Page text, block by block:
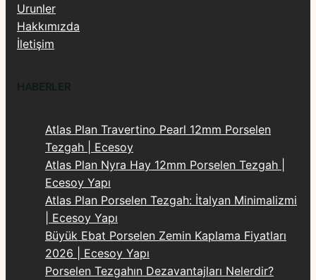
Urunler
Hakkımızda
İletişim
HABERLER
Atlas Plan Travertino Pearl 12mm Porselen
Tezgah | Ecesoy
Atlas Plan Nyra Hay 12mm Porselen Tezgah |
Ecesoy Yapı
Atlas Plan Porselen Tezgah: İtalyan Minimalizmi
| Ecesoy Yapı
Büyük Ebat Porselen Zemin Kaplama Fiyatları
2026 | Ecesoy Yapı
Porselen Tezgahın Dezavantajları Nelerdir?